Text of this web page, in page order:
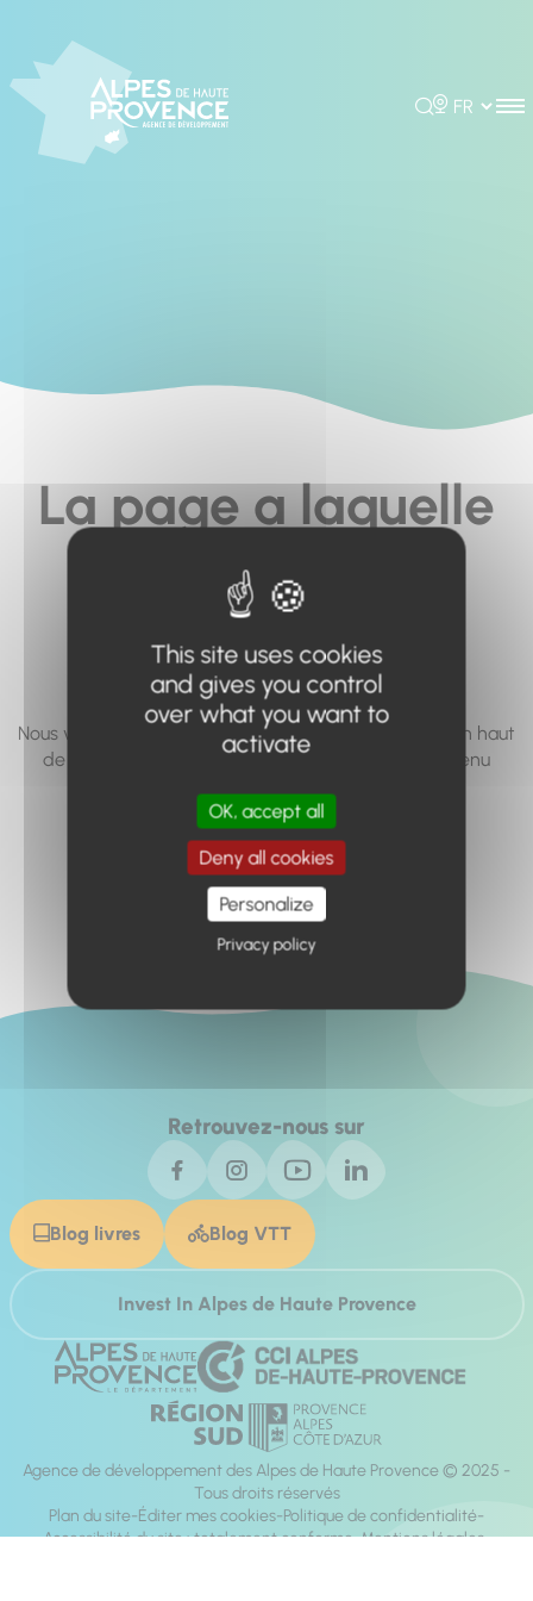
Rechercher
Choisir la
La page a laquelle
vous cherchez à
accéder n'existe
pas... ou plus.
Nous vous invitons à utiliser le moteur de recherche en haut
de page, ou à utiliser le menu pour trouver le contenu
Retour à l'accueil
Retrouvez-nous sur
Blog livres Blog VTT
Invest In Alpes de Haute Provence
Agence de développement des Alpes de Haute Provence © 2025 -
Tous droits réservés
Plan du site Éditer mes cookies Politique de confidentialité
Accessibilité du site : totalement conforme Mentions légales
This site uses cookies
and gives you control
over what you want to
activate
OK, accept all
Deny all cookies
Personalize
Privacy policy